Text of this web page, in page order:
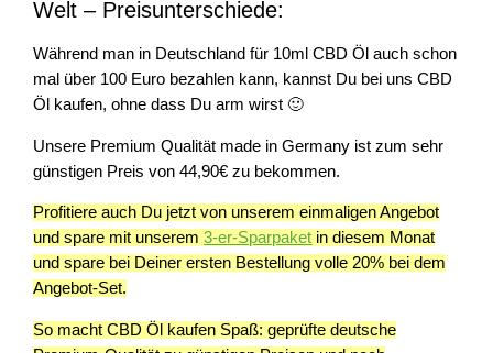
Welt – Preisunterschiede:
Während man in Deutschland für 10ml CBD Öl auch schon
mal über 100 Euro bezahlen kann, kannst Du bei uns CBD
Öl kaufen, ohne dass Du arm wirst 🙂
Unsere Premium Qualität made in Germany ist zum sehr
günstigen Preis von 44,90€ zu bekommen.
Profitiere auch Du jetzt von unserem einmaligen Angebot
und spare mit unserem3-er-Sparpaket in diesem Monat
und spare bei Deiner ersten Bestellung volle 20% bei dem
Angebot-Set.
So macht CBD Öl kaufen Spaß: geprüfte deutsche